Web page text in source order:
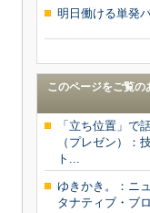
明日働ける単発
このページをご覧の
「立ち位置」で
（プレゼン）：
ト...
ゆきかき。：ニ
タナティブ・ブ